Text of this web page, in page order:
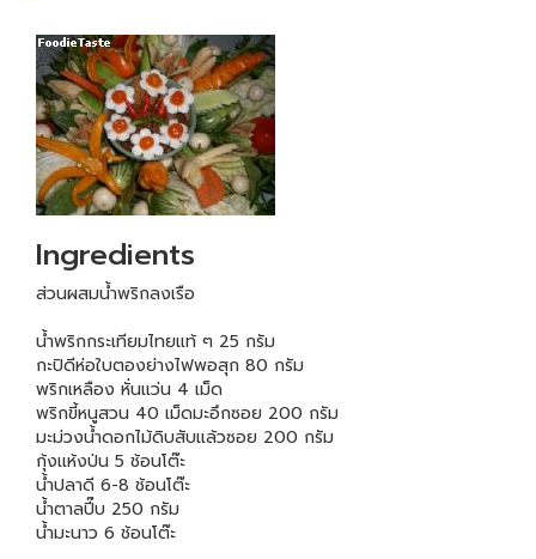
Ingredients
ส่วนผสมน้ำพริกลงเรือ
น้ำพริกกระเทียมไทยแท้ ๆ 25 กรัม
กะปิดีห่อใบตองย่างไฟพอสุก 80 กรัม
พริกเหลือง หั่นแว่น 4 เม็ด
พริกขี้หนูสวน 40 เม็ดมะอึกซอย 200 กรัม
มะม่วงน้ำดอกไม้ดิบสับแล้วซอย 200 กรัม
กุ้งแห้งป่น 5 ช้อนโต๊ะ
น้ำปลาดี 6-8 ช้อนโต๊ะ
น้ำตาลปี๊บ 250 กรัม
น้ำมะนาว 6 ช้อนโต๊ะ